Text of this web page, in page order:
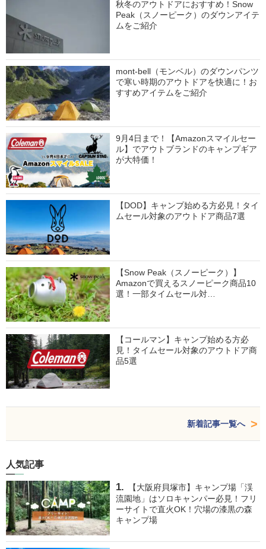
秋冬のアウトドアにおすすめ！Snow
Peak（スノーピーク）のダウンアイテ
ムをご紹介
mont-bell（モンベル）のダウンパンツ
で寒い時期のアウトドアを快適に！お
すすめアイテムをご紹介
9月4日まで！【Amazonスマイルセー
ル】でアウトブランドのキャンプギア
が大特価！
【DOD】キャンプ始める方必見！タイ
ムセール対象のアウトドア商品7選
【Snow Peak（スノーピーク）】
Amazonで買えるスノーピーク商品10
選！一部タイムセール対…
【コールマン】キャンプ始める方必
見！タイムセール対象のアウトドア商
品5選
新着記事一覧へ
人気記事
【大阪府貝塚市】キャンプ場「渓
流園地」はソロキャンパー必見！フリ
ーサイトで直火OK！穴場の漆黒の森
キャンプ場